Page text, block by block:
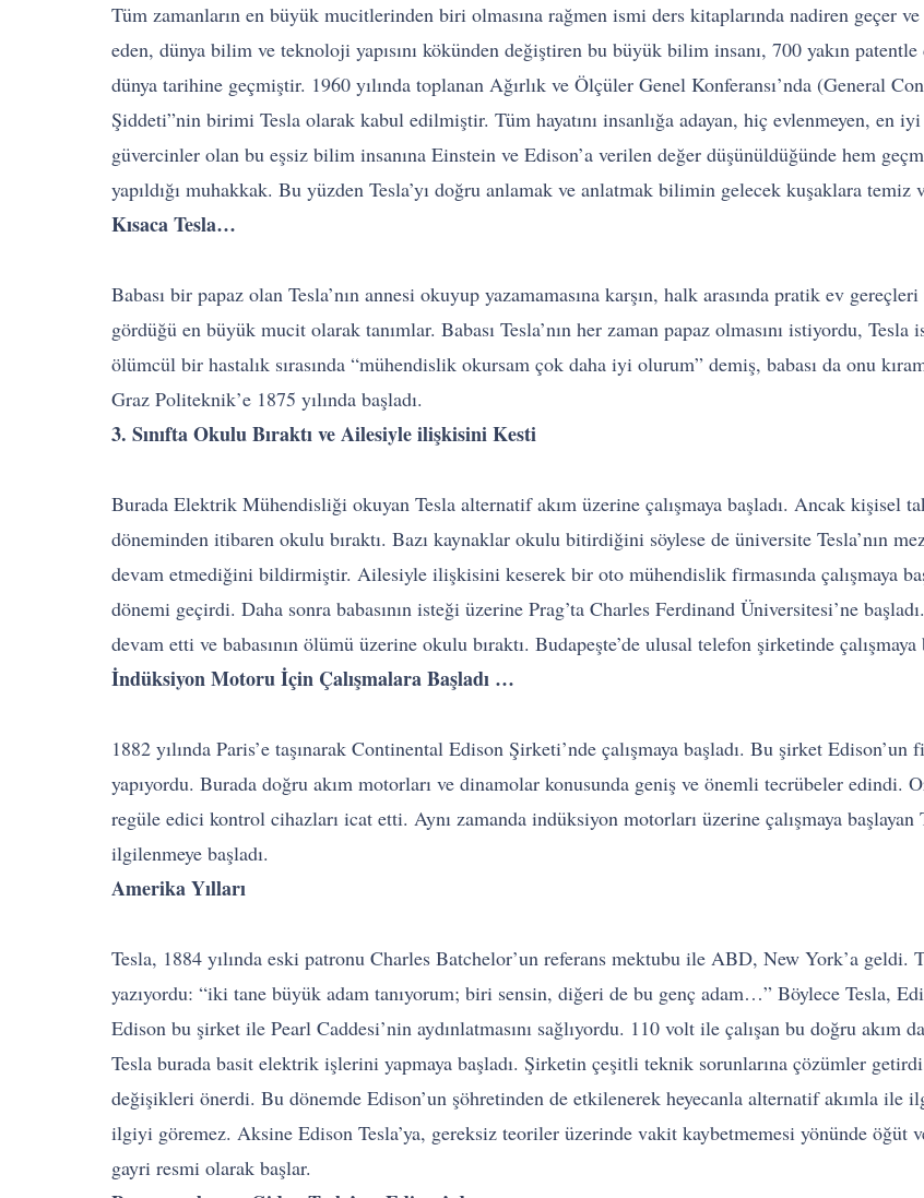
Tüm zamanların en büyük mucitlerinden biri olmasına rağmen ismi ders kitaplarında nadiren
eden, dünya bilim ve teknoloji yapısını kökünden değiştiren bu büyük bilim insanı, 700 yakın
dünya tarihine geçmiştir. 1960 yılında toplanan Ağırlık ve Ölçüler Genel Konferansı’nda (General
Şiddeti”nin birimi Tesla olarak kabul edilmiştir. Tüm hayatını insanlığa adayan, hiç evlenmeyen, en
güvercinler olan bu eşsiz bilim insanına Einstein ve Edison’a verilen değer düşünüldüğünde hem
yapıldığı muhakkak. Bu yüzden Tesla’yı doğru anlamak ve anlatmak bilimin gelecek kuşaklara temiz
Kısaca Tesla…
Babası bir papaz olan Tesla’nın annesi okuyup yazamamasına karşın, halk arasında pratik ev
gördüğü en büyük mucit olarak tanımlar. Babası Tesla’nın her zaman papaz olmasını istiyordu,
ölümcül bir hastalık sırasında “mühendislik okursam çok daha iyi olurum” demiş, babası da onu
Graz Politeknik’e 1875 yılında başladı.
3. Sınıfta Okulu Bıraktı ve Ailesiyle ilişkisini Kesti
Burada Elektrik Mühendisliği okuyan Tesla alternatif akım üzerine çalışmaya başladı. Ancak kişisel
döneminden itibaren okulu bıraktı. Bazı kaynaklar okulu bitirdiğini söylese de üniversite Tesla’nın
devam etmediğini bildirmiştir. Ailesiyle ilişkisini keserek bir oto mühendislik firmasında çalışmaya
dönemi geçirdi. Daha sonra babasının isteği üzerine Prag’ta Charles Ferdinand Üniversitesi’ne
devam etti ve babasının ölümü üzerine okulu bıraktı. Budapeşte’de ulusal telefon şirketinde
İndüksiyon Motoru İçin Çalışmalara Başladı …
1882 yılında Paris’e taşınarak Continental Edison Şirketi’nde çalışmaya başladı. Bu şirket
yapıyordu. Burada doğru akım motorları ve dinamolar konusunda geniş ve önemli tecrübeler edindi.
regüle edici kontrol cihazları icat etti. Aynı zamanda indüksiyon motorları üzerine çalışmaya
ilgilenmeye başladı.
Amerika Yılları
Tesla, 1884 yılında eski patronu Charles Batchelor’un referans mektubu ile ABD, New York’a geldi.
yazıyordu: “iki tane büyük adam tanıyorum; biri sensin, diğeri de bu genç adam…” Böylece Tesla,
Edison bu şirket ile Pearl Caddesi’nin aydınlatmasını sağlıyordu. 110 volt ile çalışan bu doğru akım
Tesla burada basit elektrik işlerini yapmaya başladı. Şirketin çeşitli teknik sorunlarına çözümler
değişikleri önerdi. Bu dönemde Edison’un şöhretinden de etkilenerek heyecanla alternatif akımla ile
ilgiyi göremez. Aksine Edison Tesla’ya, gereksiz teoriler üzerinde vakit kaybetmemesi yönünde öğüt
gayri resmi olarak başlar.